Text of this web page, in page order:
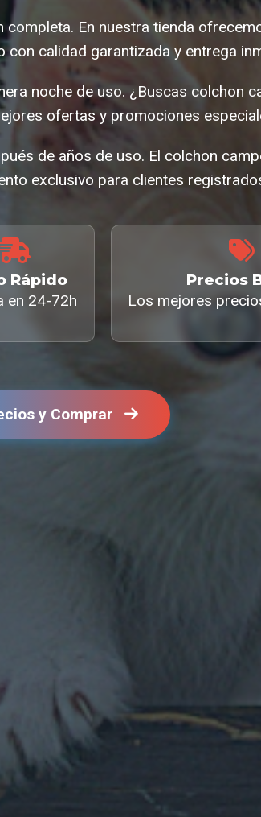
En nuestra tienda
calidad garantizada y entrega
noche de uso. ¿Buscas colchon
ofertas y promociones
de años de uso. El colchon
exclusivo para clientes
Rápido
en 24-72h
Precios
Los mejores
y Comprar